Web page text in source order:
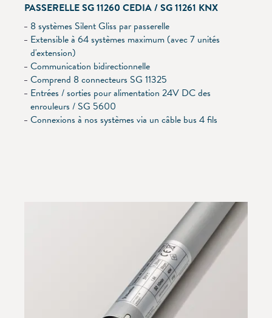
PASSERELLE SG 11260 CEDIA / SG 11261 KNX
8 systèmes Silent Gliss par passerelle
Extensible à 64 systèmes maximum (avec 7 unités
d'extension)
Communication bidirectionnelle
Comprend 8 connecteurs SG 11325
Entrées / sorties pour alimentation 24V DC des
enrouleurs / SG 5600
Connexions à nos systèmes via un câble bus 4 fils